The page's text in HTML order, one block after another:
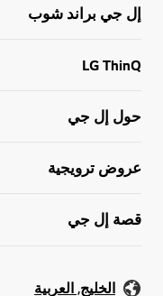
إل جي براند شوب
LG ThinQ
حول إل جي
عروض ترويجية
قصة إل جي
الخليج, العربية